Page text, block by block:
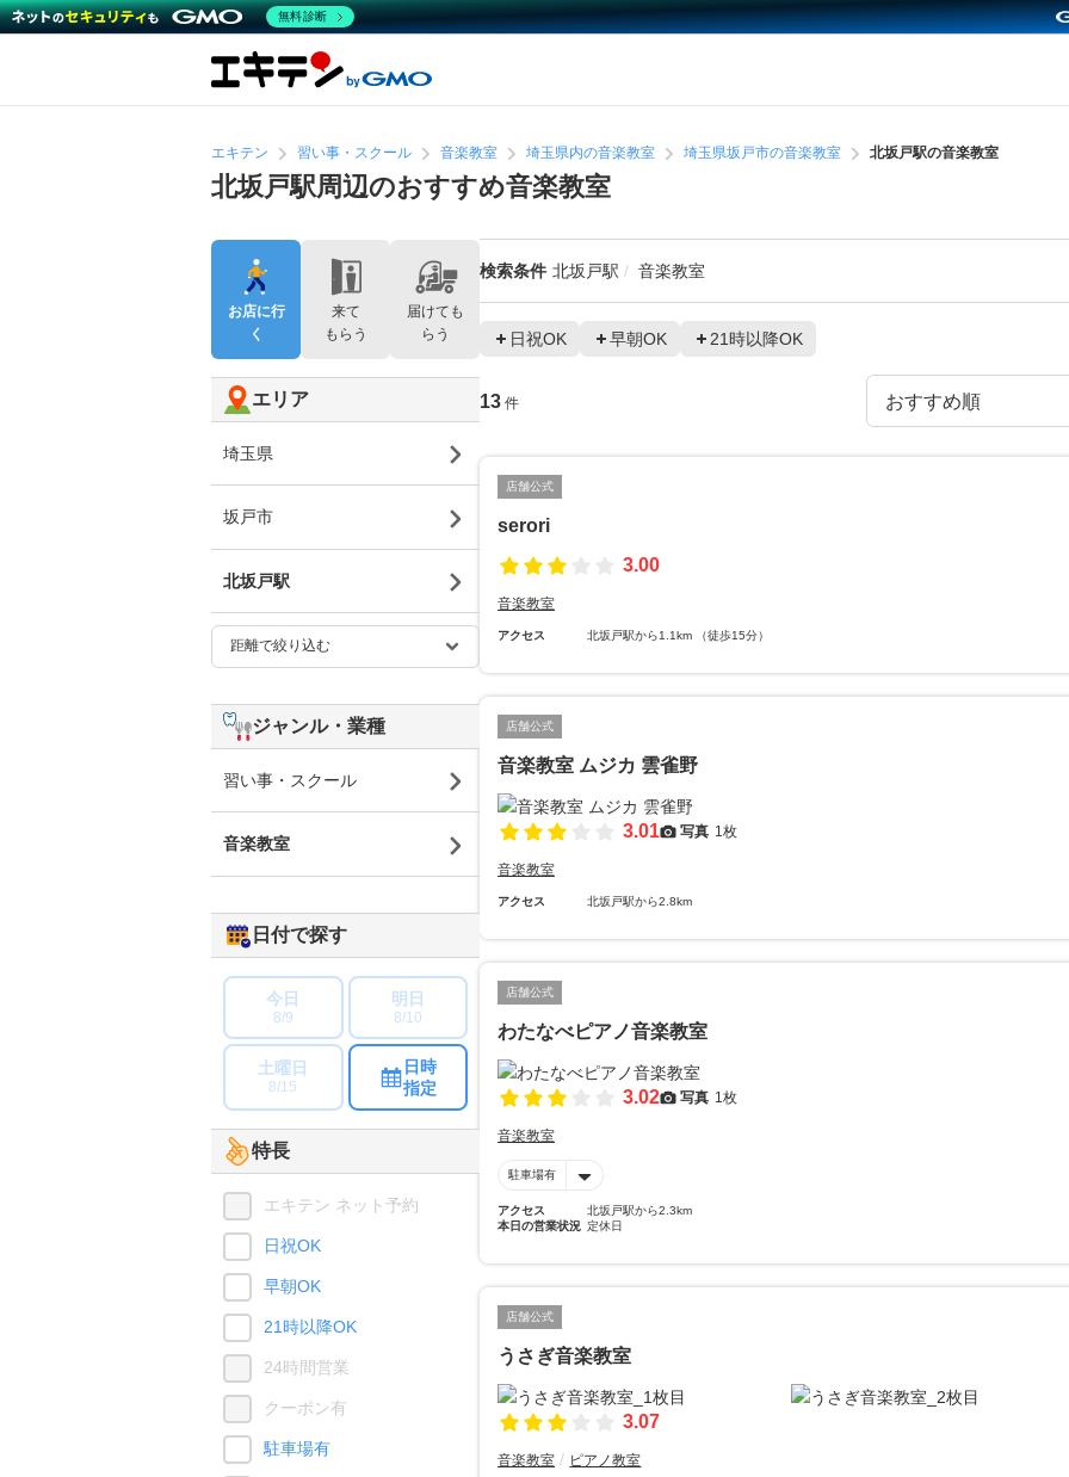
エキテン 習い事・スクール 音楽教室 埼玉県内の音楽教室 埼玉県坂戸市の音楽教室 北坂戸駅の音楽教室
北坂戸駅周辺のおすすめ音楽教室
検索条件 北坂戸駅 音楽教室
日祝OK 早朝OK 21時以降OK
13 件
店舗公式
serori
3.00
音楽教室
アクセス 北坂戸駅から1.1km （徒歩15分）
店舗公式
音楽教室 ムジカ 雲雀野
3.01 写真 1枚
音楽教室
アクセス 北坂戸駅から2.8km
店舗公式
わたなべピアノ音楽教室
3.02 写真 1枚
音楽教室
駐車場有
アクセス
北坂戸駅から2.3km
本日の営業状況 定休日
店舗公式
うさぎ音楽教室
3.07
音楽教室 ピアノ教室
お店に行
く
来て
もらう
届けても
らう
エリア
埼玉県
坂戸市
北坂戸駅
ジャンル・業種
習い事・スクール
音楽教室
日付で探す
今日
8/9
明日
8/10
土曜日
8/15
日時
指定
特長
エキテン ネット予約
日祝OK
早朝OK
21時以降OK
24時間営業
クーポン有
駐車場有
無料診断